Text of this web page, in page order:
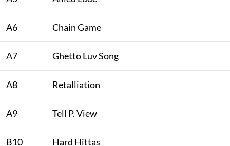
A6 Chain Game
A7 Ghetto Luv Song
A8 Retalliation
A9 Tell P. View
B10 Hard Hittas